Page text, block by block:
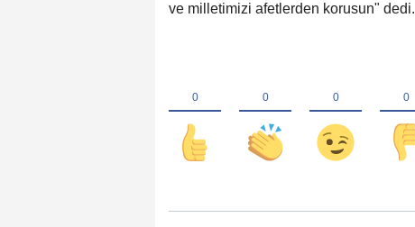
ve milletimizi afetlerden korusun" dedi.